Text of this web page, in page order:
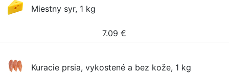
Miestny syr, 1 kg
7.09 €
Kuracie prsia, vykostené a bez kože, 1 kg